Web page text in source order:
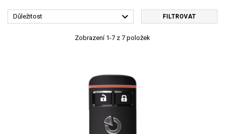
Důležitost  FILTROVAT
Zobrazení 1-7 z 7 položek